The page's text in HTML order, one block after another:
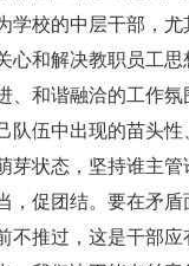
学校的中层干部，
心和解决教职员工
、和谐融洽的工作
队伍中出现的苗头
芽状态，坚持谁主
，促团结。要在矛
不推过，这是干部应